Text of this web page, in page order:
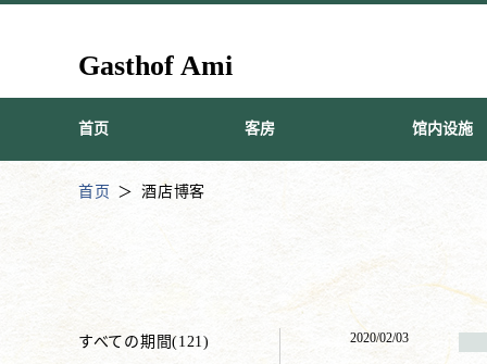
Gasthof Ami
首页 客房 馆内设施
首页 酒店博客
すべての期間(121) 2020/02/03